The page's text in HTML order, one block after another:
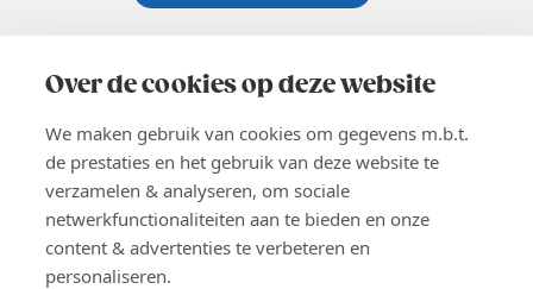
Over de cookies op deze website
We maken gebruik van cookies om gegevens m.b.t.
de prestaties en het gebruik van deze website te
verzamelen & analyseren, om sociale
netwerkfunctionaliteiten aan te bieden en onze
content & advertenties te verbeteren en
personaliseren.
02 229 81 11
EN